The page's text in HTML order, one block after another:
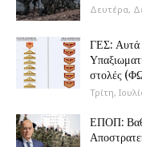
Δευτέρα,
ΓΕΣ: Αυτά
στολές
Τρίτη,
ΕΠΟΠ: